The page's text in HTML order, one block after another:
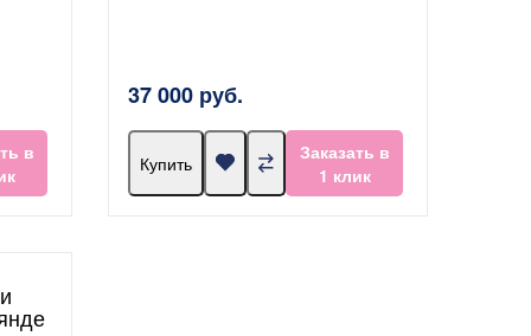
в
37 000 руб.
Купить
Заказать в
1 клик